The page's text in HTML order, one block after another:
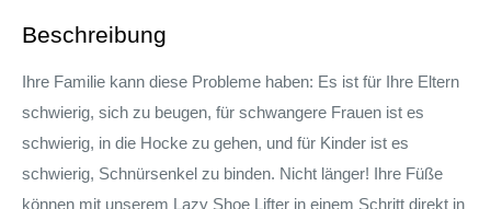
Beschreibung
Ihre Familie kann diese Probleme haben: Es ist für Ihre Eltern
schwierig, sich zu beugen, für schwangere Frauen ist es
schwierig, in die Hocke zu gehen, und für Kinder ist es
schwierig, Schnürsenkel zu binden. Nicht länger! Ihre Füße
können mit unserem Lazy Shoe Lifter in einem Schritt direkt in